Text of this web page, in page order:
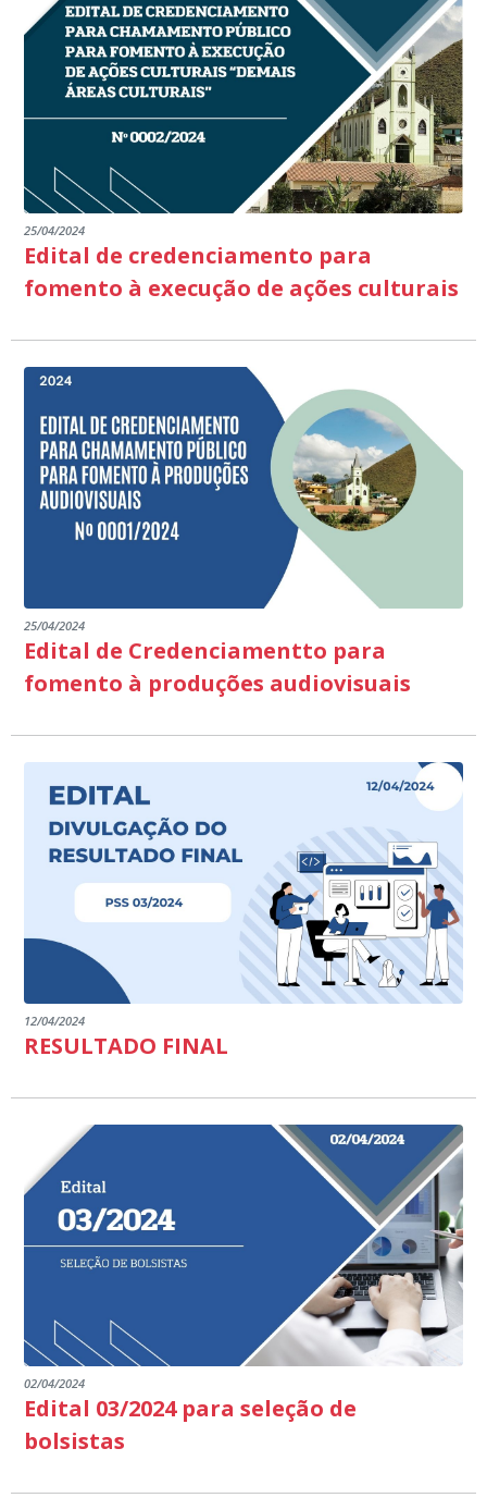
NO MUNICIPIO DE DIVINO DE SÃO LOURENÇO-ES.
25/04/2024
Edital de credenciamento para
fomento à execução de ações culturais
25/04/2024
Edital de Credenciamentto para
fomento à produções audiovisuais
12/04/2024
RESULTADO FINAL
02/04/2024
Edital 03/2024 para seleção de
bolsistas